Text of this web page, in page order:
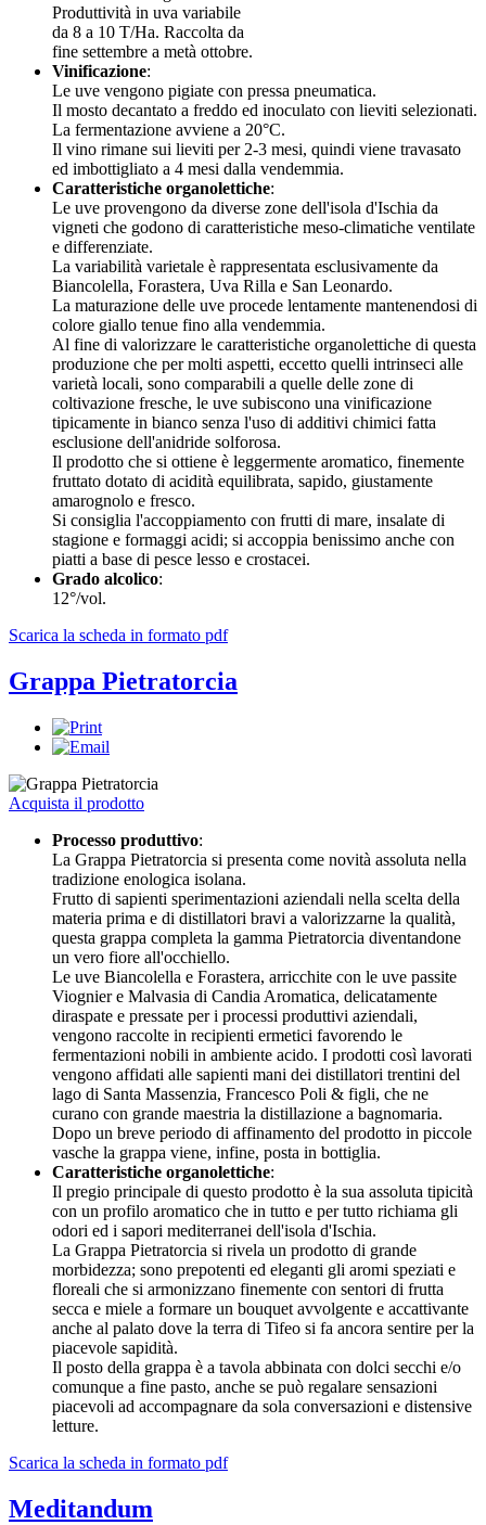
Produttività in uva variabile
da 8 a 10 T/Ha. Raccolta da
fine settembre a metà ottobre.
Vinificazione:
Le uve vengono pigiate con pressa pneumatica.
Il mosto decantato a freddo ed inoculato con lieviti selezionati.
La fermentazione avviene a 20°C.
Il vino rimane sui lieviti per 2-3 mesi, quindi viene travasato
ed imbottigliato a 4 mesi dalla vendemmia.
Caratteristiche organolettiche:
Le uve provengono da diverse zone dell'isola d'Ischia da
vigneti che godono di caratteristiche meso-climatiche ventilate
e differenziate.
La variabilità varietale è rappresentata esclusivamente da
Biancolella, Forastera, Uva Rilla e San Leonardo.
La maturazione delle uve procede lentamente mantenendosi di
colore giallo tenue fino alla vendemmia.
Al fine di valorizzare le caratteristiche organolettiche di questa
produzione che per molti aspetti, eccetto quelli intrinseci alle
varietà locali, sono comparabili a quelle delle zone di
coltivazione fresche, le uve subiscono una vinificazione
tipicamente in bianco senza l'uso di additivi chimici fatta
esclusione dell'anidride solforosa.
Il prodotto che si ottiene è leggermente aromatico, finemente
fruttato dotato di acidità equilibrata, sapido, giustamente
amarognolo e fresco.
Si consiglia l'accoppiamento con frutti di mare, insalate di
stagione e formaggi acidi; si accoppia benissimo anche con
piatti a base di pesce lesso e crostacei.
Grado alcolico:
12°/vol.
Scarica la scheda in formato pdf
Grappa Pietratorcia
Acquista il prodotto
Processo produttivo:
La Grappa Pietratorcia si presenta come novità assoluta nella
tradizione enologica isolana.
Frutto di sapienti sperimentazioni aziendali nella scelta della
materia prima e di distillatori bravi a valorizzarne la qualità,
questa grappa completa la gamma Pietratorcia diventandone
un vero fiore all'occhiello.
Le uve Biancolella e Forastera, arricchite con le uve passite
Viognier e Malvasia di Candia Aromatica, delicatamente
diraspate e pressate per i processi produttivi aziendali,
vengono raccolte in recipienti ermetici favorendo le
fermentazioni nobili in ambiente acido. I prodotti così lavorati
vengono affidati alle sapienti mani dei distillatori trentini del
lago di Santa Massenzia, Francesco Poli & figli, che ne
curano con grande maestria la distillazione a bagnomaria.
Dopo un breve periodo di affinamento del prodotto in piccole
vasche la grappa viene, infine, posta in bottiglia.
Caratteristiche organolettiche:
Il pregio principale di questo prodotto è la sua assoluta tipicità
con un profilo aromatico che in tutto e per tutto richiama gli
odori ed i sapori mediterranei dell'isola d'Ischia.
La Grappa Pietratorcia si rivela un prodotto di grande
morbidezza; sono prepotenti ed eleganti gli aromi speziati e
floreali che si armonizzano finemente con sentori di frutta
secca e miele a formare un bouquet avvolgente e accattivante
anche al palato dove la terra di Tifeo si fa ancora sentire per la
piacevole sapidità.
Il posto della grappa è a tavola abbinata con dolci secchi e/o
comunque a fine pasto, anche se può regalare sensazioni
piacevoli ad accompagnare da sola conversazioni e distensive
letture.
Scarica la scheda in formato pdf
Meditandum